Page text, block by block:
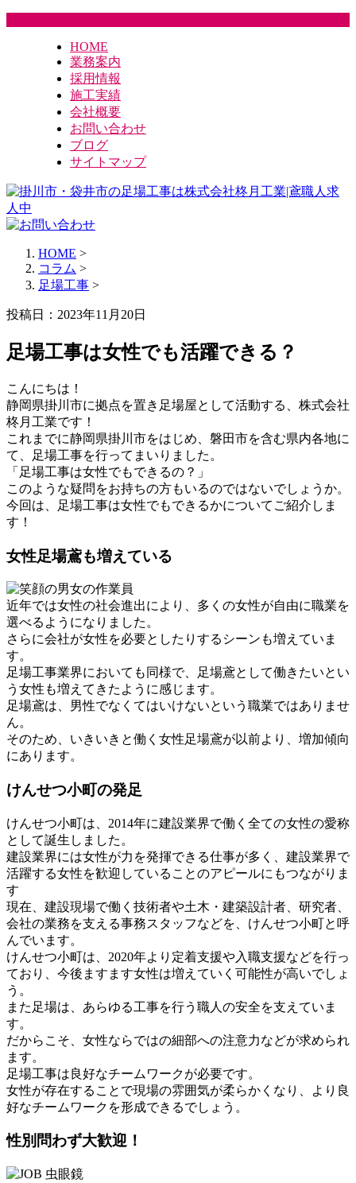
HOME
業務案内
採用情報
施工実績
会社概要
お問い合わせ
ブログ
サイトマップ
HOME >
コラム >
足場工事 >
投稿日：2023年11月20日
足場工事は女性でも活躍できる？
こんにちは！
静岡県掛川市に拠点を置き足場屋として活動する、株式会社
柊月工業です！
これまでに静岡県掛川市をはじめ、磐田市を含む県内各地に
て、足場工事を行ってまいりました。
「足場工事は女性でもできるの？」
このような疑問をお持ちの方もいるのではないでしょうか。
今回は、足場工事は女性でもできるかについてご紹介しま
す！
女性足場鳶も増えている
近年では女性の社会進出により、多くの女性が自由に職業を
選べるようになりました。
さらに会社が女性を必要としたりするシーンも増えていま
す。
足場工事業界においても同様で、足場鳶として働きたいとい
う女性も増えてきたように感じます。
足場鳶は、男性でなくてはいけないという職業ではありませ
ん。
そのため、いきいきと働く女性足場鳶が以前より、増加傾向
にあります。
けんせつ小町の発足
けんせつ小町は、2014年に建設業界で働く全ての女性の愛称
として誕生しました。
建設業界には女性が力を発揮できる仕事が多く、建設業界で
活躍する女性を歓迎していることのアピールにもつながりま
す
現在、建設現場で働く技術者や土木・建築設計者、研究者、
会社の業務を支える事務スタッフなどを、けんせつ小町と呼
んでいます。
けんせつ小町は、2020年より定着支援や入職支援などを行っ
ており、今後ますます女性は増えていく可能性が高いでしょ
う。
また足場は、あらゆる工事を行う職人の安全を支えていま
す。
だからこそ、女性ならではの細部への注意力などが求められ
ます。
足場工事は良好なチームワークが必要です。
女性が存在することで現場の雰囲気が柔らかくなり、より良
好なチームワークを形成できるでしょう。
性別問わず大歓迎！